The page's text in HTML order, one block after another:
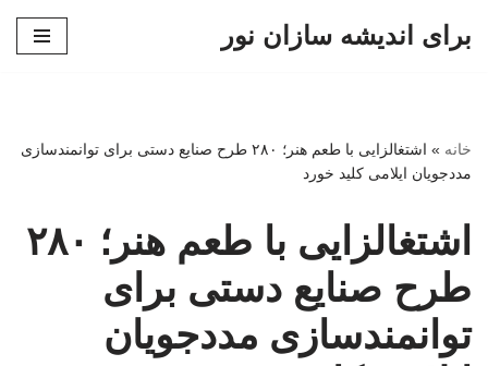
برای اندیشه سازان نور
خانه »
اشتغالزایی با طعم هنر؛ ۲۸۰ طرح صنایع دستی برای توانمندسازی
مددجویان ایلامی کلید خورد
اشتغالزایی با طعم هنر؛ ۲۸۰
طرح صنایع دستی برای
توانمندسازی مددجویان